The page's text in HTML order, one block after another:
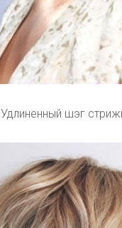
Удлиненный шэг